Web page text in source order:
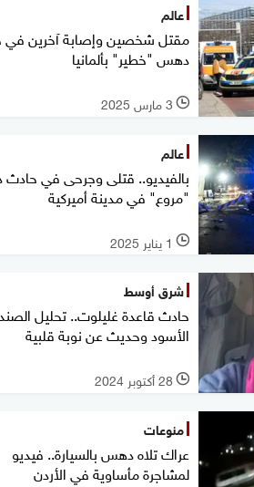
عالم
مقتل شخصين وإصابة آخرين في
دهس "خطير" بألمانيا
l 3 مارس 2025
عالم
بالفيديو.. قتلى وجرحى في
"مروع" في مدينة أميركية
l 1 يناير 2025
شرق أوسط
حادث قاعدة غليلوت.. تحليل
الأسود وحديث عن نوبة قلبية
l 28 أكتوبر 2024
منوعات
عراك تلاه دهس بالسيارة.. فيديو
لمشاجرة مأساوية في الأردن